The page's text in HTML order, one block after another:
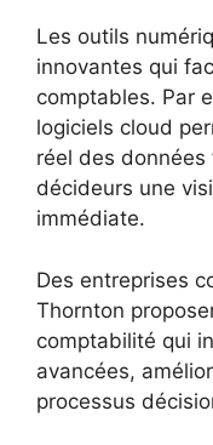
Les outils
innovantes qui
comptables. Par
logiciels cloud
réel des
décideurs une
immédiate.
Des entreprises
Thornton
comptabilité qui
avancées,
processus